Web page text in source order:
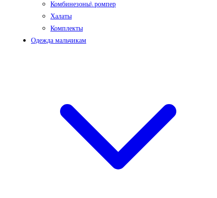
Комбинезоны\ ромпер
Халаты
Комплекты
Одежда мальчикам